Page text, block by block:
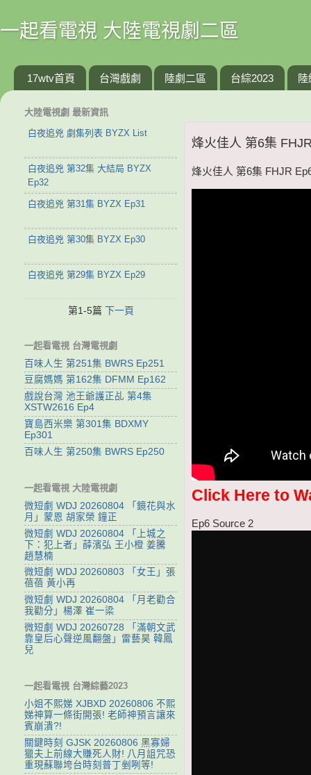
一起看電視 大陸電視劇二區
17wtv首頁 台灣戲劇 陸劇二區 台綜2023 陸
烽火佳人 第6集
烽火佳人 第6集 FHJR
Click Here to
Ep6 Source 2
大陸電視劇 最新資訊
白夜追兇 劇集列表 BYZX List
白夜追兇 第32集 大結局 BYZX
Ep32
白夜追兇 第31集 BYZX Ep31
白夜追兇 第30集 BYZX Ep30
白夜追兇 第29集 BYZX Ep29
第1-5篇 下一頁
一起看電視 台灣電視劇
百味人生 第251集 BWRS Ep251
豆腐媽媽 第162集 DFMM Ep162
戲說台灣 池王爺護正乩 第4集
XSTW2616 Ep4
寶島西米樂 第301集 BDXMY
Ep301
百味人生 第250集 BWRS Ep250
一起看電視 大陸電視劇
微短劇 WDJ 20260804 「鏡花與水
月」蒙恩 胡家榮 鐘正
微短劇 WDJ 20260804 「上城之
下：犯上者」薛濱弘 王小橙 姜騰
趙慧楠
微短劇 WDJ 20260803 「女王」張
蓓蓓 黃小再
微短劇 WDJ 20260804 「月老勸合
我勸分」楊澤 崔一梁
微短劇 WDJ 20260728 「滿朝文武
靠皇后心聲逆風翻盤」雷藝昊 韓鳳
兒
一起看電視 台灣綜藝2023
小姐不熙娣 XJBXD 20260806 不熙
娣神算一條街開張! 老師神預言讓來
賓崩潰?!
關鍵時刻 GJSK 20260806 黑寡婦
獵夫上前線大賺死人財! 八月詛咒恐
重現蘇聯垮台時刻普丁剉咧等!